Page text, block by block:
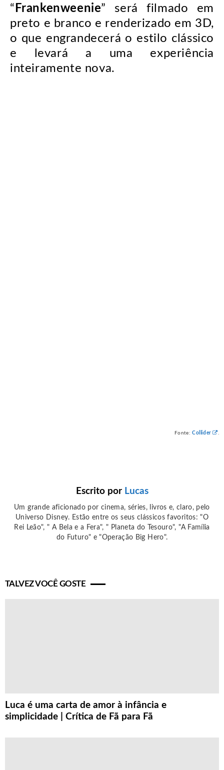
“ Frankenweenie” será filmado em
preto e branco e renderizado em 3D,
o que engrandecerá o estilo clássico
e levará a uma experiência
inteiramente nova.
Fonte:Collider .
Escrito por Lucas
Um grande aficionado por cinema, séries, livros e, claro, pelo
Universo Disney. Estão entre os seus clássicos favoritos: "O
Rei Leão", " A Bela e a Fera", " Planeta do Tesouro", "A Família
do Futuro" e "Operação Big Hero".
TALVEZ VOCÊ GOSTE
Luca é uma carta de amor à infância e
simplicidade | Crítica de Fã para Fã